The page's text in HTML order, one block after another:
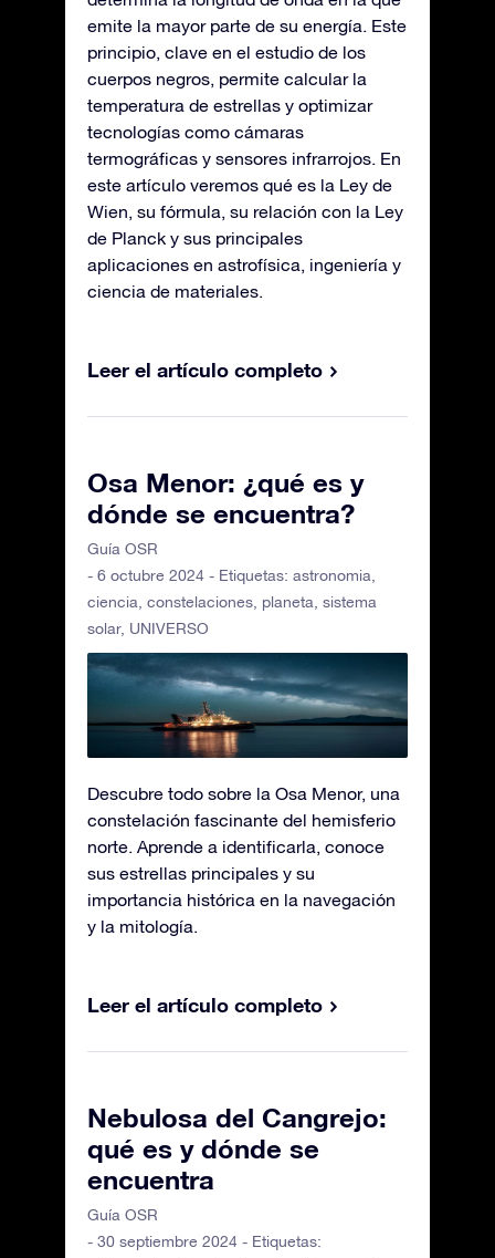
emite la mayor parte de su energía. Este
principio, clave en el estudio de los
cuerpos negros, permite calcular la
temperatura de estrellas y optimizar
tecnologías como cámaras
termográficas y sensores infrarrojos. En
este artículo veremos qué es la Ley de
Wien, su fórmula, su relación con la Ley
de Planck y sus principales
aplicaciones en astrofísica, ingeniería y
ciencia de materiales.
Leer el artículo completo
Osa Menor: ¿qué es y
dónde se encuentra?
Guía OSR
- 6 octubre 2024 - Etiquetas: astronomia
ciencia constelaciones planeta sistema
solar, UNIVERSO
Descubre todo sobre la Osa Menor, una
constelación fascinante del hemisferio
norte. Aprende a identificarla, conoce
sus estrellas principales y su
importancia histórica en la navegación
y la mitología.
Leer el artículo completo
Nebulosa del Cangrejo:
qué es y dónde se
encuentra
Guía OSR
- 30 septiembre 2024 - Etiquetas: